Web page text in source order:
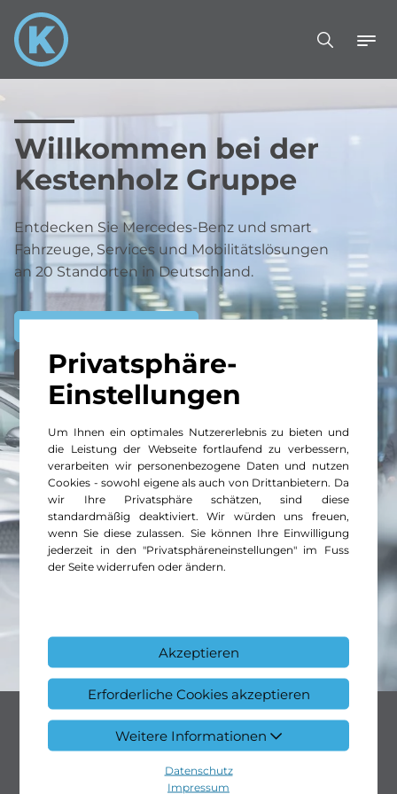
Privatsphäre-
Einstellungen
Um Ihnen ein optimales Nutzererlebnis zu bieten und
die Leistung der Webseite fortlaufend zu verbessern,
verarbeiten wir personenbezogene Daten und nutzen
Cookies - sowohl eigene als auch von Drittanbietern. Da
wir Ihre Privatsphäre schätzen, sind diese
standardmäßig deaktiviert. Wir würden uns freuen,
wenn Sie diese zulassen. Sie können Ihre Einwilligung
jederzeit in den "Privatsphäreneinstellungen" im Fuss
der Seite widerrufen oder ändern.
Akzeptieren
Erforderliche Cookies akzeptieren
Weitere Informationen
Datenschutz
Impressum
Willkommen bei der
Kestenholz Gruppe
Entdecken Sie Mercedes-Benz und smart
Fahrzeuge, Services und Mobilitätslösungen
an 20 Standorten in Deutschland.
Servicetermin vereinbaren
Unsere Bereiche
Kestenholz Gruppe